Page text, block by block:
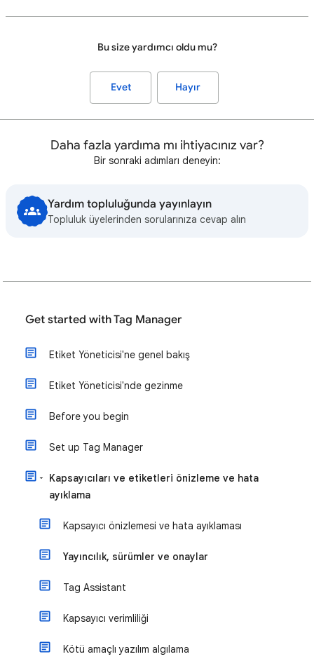
Bu size yardımcı oldu mu?
Evet Hayır
Daha fazla yardıma mı ihtiyacınız var?
Bir sonraki adımları deneyin:
Yardım topluluğunda yayınlayın
Topluluk üyelerinden sorularınıza cevap alın
Get started with Tag Manager
Etiket Yöneticisi'ne genel bakış
Etiket Yöneticisi'nde gezinme
Before you begin
Set up Tag Manager
Kapsayıcıları ve etiketleri önizleme ve hata
ayıklama
Kapsayıcı önizlemesi ve hata ayıklaması
Yayıncılık, sürümler ve onaylar
Tag Assistant
Kapsayıcı verimliliği
Kötü amaçlı yazılım algılama